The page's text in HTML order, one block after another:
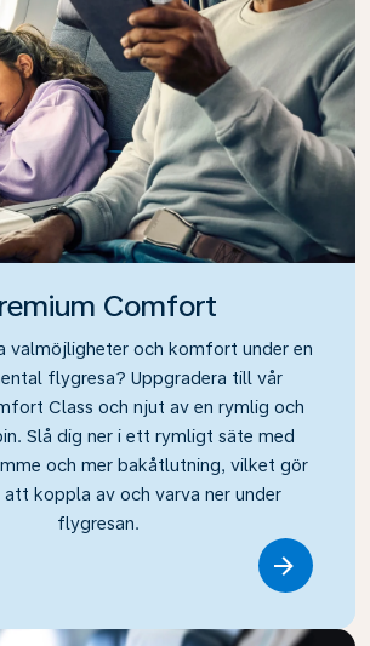
Comfort
valmöjligheter och komfort under en
flygresa? Uppgradera till vår
Class och njut av en rymlig och
Slå dig ner i ett rymligt säte med
och mer bakåtlutning, vilket gör
koppla av och varva ner under
flygresan.